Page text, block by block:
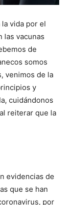
vida por el
las vacunas
de
somos
venimos de la
y
cuidándonos
reiterar que la
evidencias de
que se han
por